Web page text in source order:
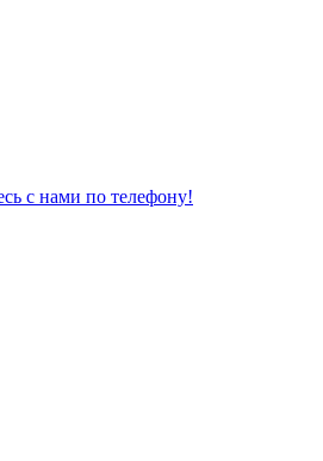
с нами по телефону!